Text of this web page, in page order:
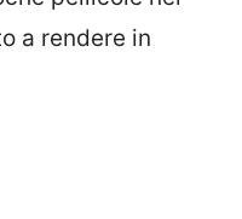
a rendere in